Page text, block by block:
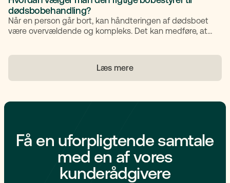
dødsbobehandling?
Når en person går bort, kan håndteringen af dødsboet
være overvældende og kompleks. Det kan medføre, at
bobestyrer? Hos TestaViva har vi nøglen til
spørgsmålet.
Læs mere
Få en uforpligtende samtale
med en af vores
kunderådgivere